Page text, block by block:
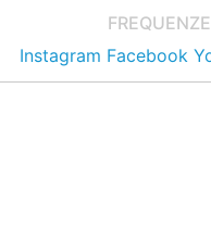
FREQUENZE
Instagram Facebook